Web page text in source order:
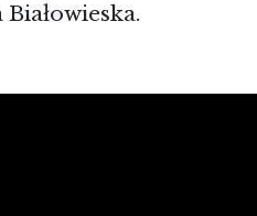
Białowieska.